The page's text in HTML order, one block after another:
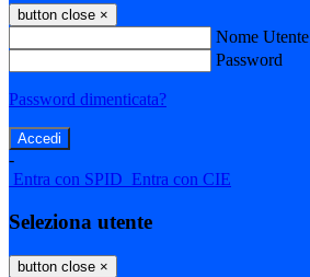
button close ×
Nome Utente
Password
Password dimenticata?
-
Entra con SPID Entra con CIE
Seleziona utente
button close ×